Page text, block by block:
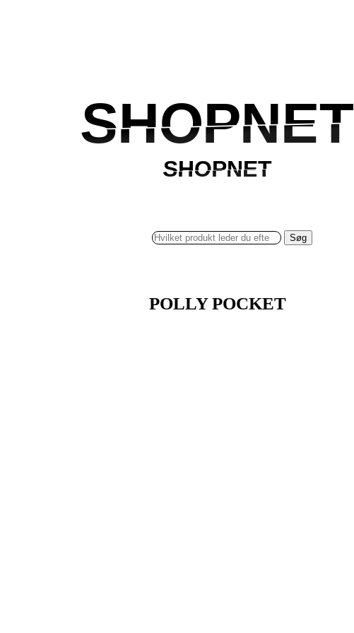
SHOPNET
SHOPNET
SHOPNET
SHOPNET
Søg
POLLY POCKET